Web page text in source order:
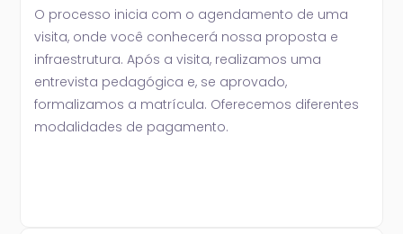
O processo inicia com o agendamento de uma
visita, onde você conhecerá nossa proposta e
infraestrutura. Após a visita, realizamos uma
entrevista pedagógica e, se aprovado,
formalizamos a matrícula. Oferecemos diferentes
modalidades de pagamento.